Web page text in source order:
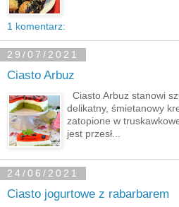
1 komentarz:
29/07/2021
Ciasto Arbuz
Ciasto Arbuz stanowi
delikatny, śmietanowy
zatopione w
jest przesł...
24/06/2021
Ciasto jogurtowe z rabarbarem